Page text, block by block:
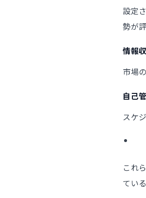
設定
勢が
情報
市場
自己
スケ
これ
てい